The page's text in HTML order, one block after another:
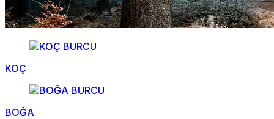
KOÇ
BOĞA